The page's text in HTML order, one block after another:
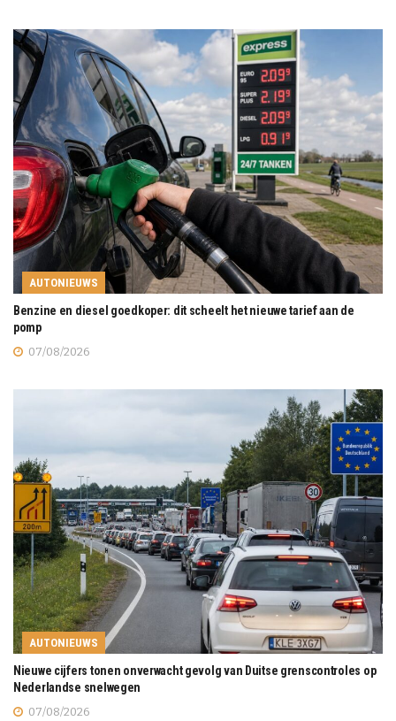
AUTONIEUWS
Benzine en diesel goedkoper: dit scheelt het nieuwe tarief aan de
pomp
07/08/2026
AUTONIEUWS
Nieuwe cijfers tonen onverwacht gevolg van Duitse grenscontroles op
Nederlandse snelwegen
07/08/2026